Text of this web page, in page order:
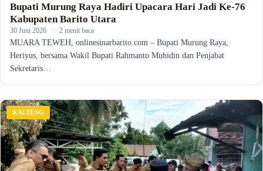
Bupati Murung Raya Hadiri Upacara Hari Jadi Ke-76
Kabupaten Barito Utara
30 Juni 2026 · 2 menit baca
MUARA TEWEH, onlinesinarbarito.com – Bupati Murung Raya,
Heriyus, bersama Wakil Bupati Rahmanto Muhidin dan Penjabat
Sekretaris…
KALTENG